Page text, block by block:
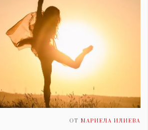
ОТ МАРИЕЛА ИЛИЕВА